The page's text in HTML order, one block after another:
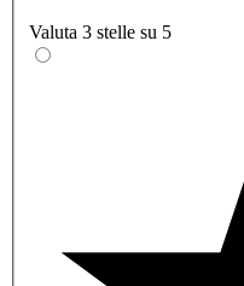
Valuta 3 stelle su 5